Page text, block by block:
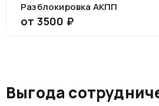
Разблокировка АКПП
от 3500 ₽
Выгода